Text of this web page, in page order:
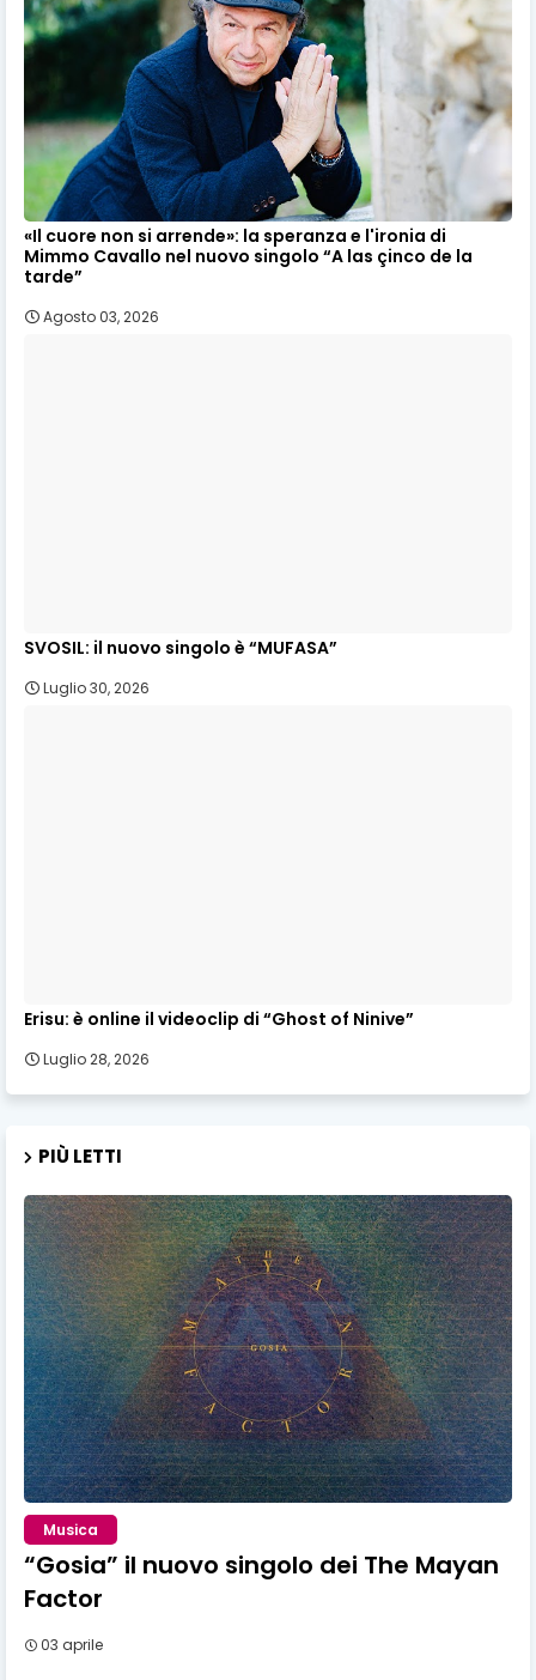
«Il cuore non si arrende»: la speranza e l'ironia di
Mimmo Cavallo nel nuovo singolo “A las çinco de la
tarde”
Agosto 03, 2026
SVOSIL: il nuovo singolo è “MUFASA”
Luglio 30, 2026
Erisu: è online il videoclip di “Ghost of Ninive”
Luglio 28, 2026
PIÙ LETTI
Musica
“Gosia” il nuovo singolo dei The Mayan
Factor
03 aprile